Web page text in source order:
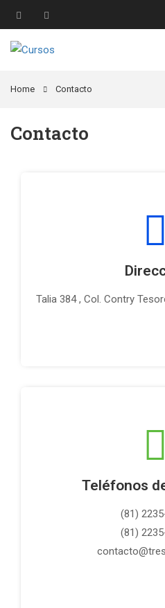
Home Contacto
Contacto
Talia 384 , Col. Contry
Teléfonos
(81)
(81)